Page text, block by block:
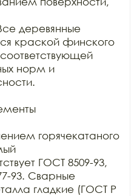
деревянные
краской финского
соответствующей
норм и
горячекатаного
ГОСТ 8509-93,
93. Сварные
гладкие (ГОСТ Р